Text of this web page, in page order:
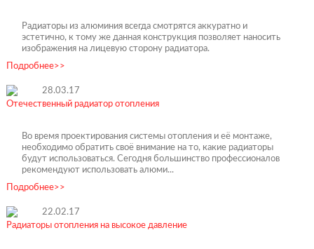
Радиаторы из алюминия всегда смотрятся аккуратно и
эстетично, к тому же данная конструкция позволяет наносить
изображения на лицевую сторону радиатора.
Подробнее>>
28.03.17
Отечественный радиатор отопления
Во время проектирования системы отопления и её монтаже,
необходимо обратить своё внимание на то, какие радиаторы
будут использоваться. Сегодня большинство профессионалов
рекомендуют использовать алюми...
Подробнее>>
22.02.17
Радиаторы отопления на высокое давление